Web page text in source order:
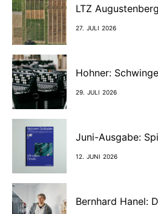
LTZ
27. JULI 2026
Hohner:
29. JULI 2026
Juni-Ausgabe:
12. JUNI 2026
Bernhard Hanel: